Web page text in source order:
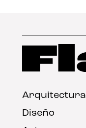
Arquitectura
Diseño